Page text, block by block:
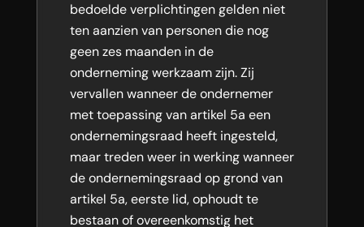
bedoelde verplichtingen gelden niet
ten aanzien van personen die nog
geen zes maanden in de
onderneming werkzaam zijn. Zij
vervallen wanneer de ondernemer
met toepassing van artikel 5a een
ondernemingsraad heeft ingesteld,
maar treden weer in werking wanneer
de ondernemingsraad op grond van
artikel 5a, eerste lid, ophoudt te
bestaan of overeenkomstig het